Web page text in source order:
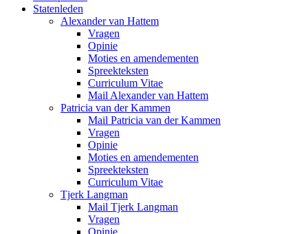
Statenleden
Alexander van Hattem
Vragen
Opinie
Moties en amendementen
Spreekteksten
Curriculum Vitae
Mail Alexander van Hattem
Patricia van der Kammen
Mail Patricia van der Kammen
Vragen
Opinie
Moties en amendementen
Spreekteksten
Curriculum Vitae
Tjerk Langman
Mail Tjerk Langman
Vragen
Opinie